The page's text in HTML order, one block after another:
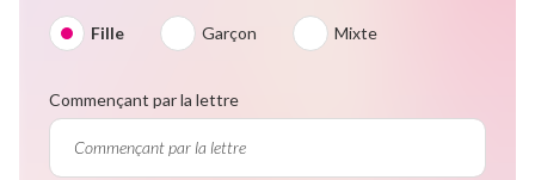
Fille Garçon Mixte
Commençant par la lettre